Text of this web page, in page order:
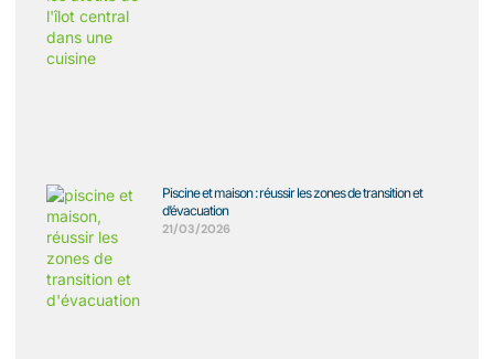
Piscine et maison : réussir les zones de transition et
d’évacuation
21/03/2026